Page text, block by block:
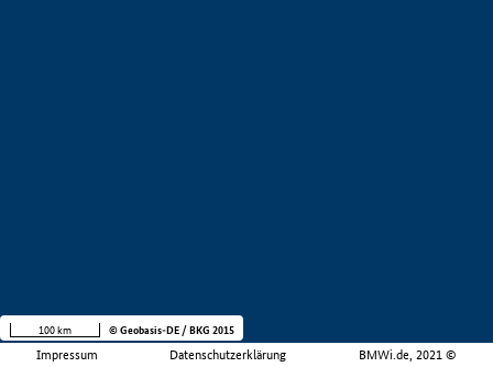
Impressum Datenschutzerklärung BMWi.de, 2021 ©
100 km © Geobasis-DE / BKG 2015